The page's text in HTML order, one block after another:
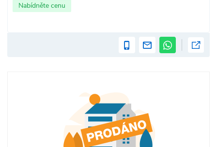
Nabídněte cenu